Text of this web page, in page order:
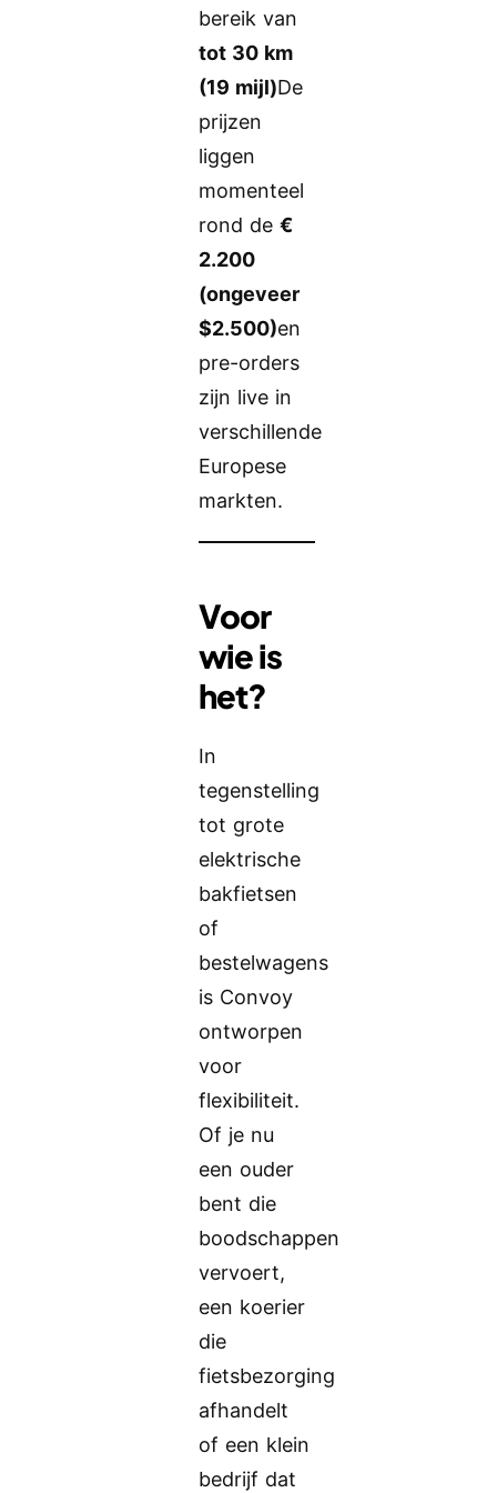
bereik van
tot 30 km
(19 mijl)De
prijzen
liggen
momenteel
rond de€
2.200
(ongeveer
$2.500)en
pre-orders
zijn live in
verschillende
Europese
markten.
Voor
wie is
het?
In
tegenstelling
tot grote
elektrische
bakfietsen
of
bestelwagens
is Convoy
ontworpen
voor
flexibiliteit.
Of je nu
een ouder
bent die
boodschappen
vervoert,
een koerier
die
fietsbezorging
afhandelt
of een klein
bedrijf dat